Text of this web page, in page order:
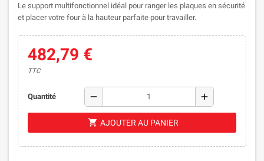
Le support multifonctionnel idéal pour ranger les plaques en sécurité
et placer votre four à la hauteur parfaite pour travailler.
482,79 €
TTC
Quantité remove add
shopping_cart AJOUTER AU PANIER